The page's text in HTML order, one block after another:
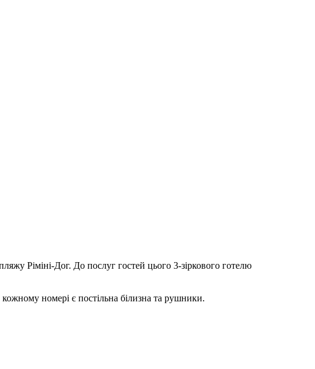
Ріміні-Дог. До послуг гостей цього 3-зіркового готелю
номері є постільна білизна та рушники.